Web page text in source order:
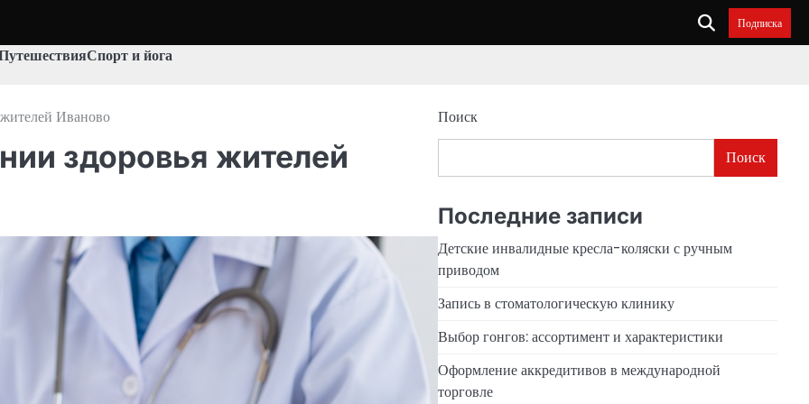
Подписка
Спорт и йога
Иваново
здоровья жителей
Поиск
Поиск
Последние записи
Детские инвалидные кресла-коляски с ручным
приводом
Запись в стоматологическую клинику
Выбор гонгов: ассортимент и характеристики
Оформление аккредитивов в международной
торговле